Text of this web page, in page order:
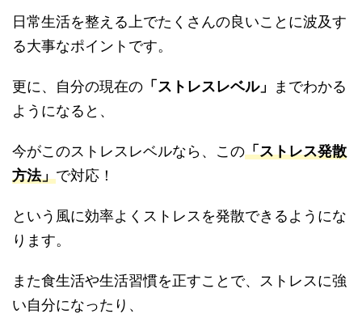
日常生活を整える上でたくさんの良いことに波及す
る大事なポイントです。
更に、自分の現在の 「ストレスレベル」
までわかる
ようになると、
今がこのストレスレベルなら、この「ストレス発散
方法」で対応！
という風に効率よくストレスを発散できるようにな
ります。
また食生活や生活習慣を正すことで、ストレスに強
い自分になったり、